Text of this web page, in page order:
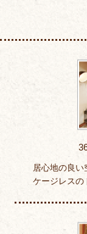
居心地の良い
ケージレスの